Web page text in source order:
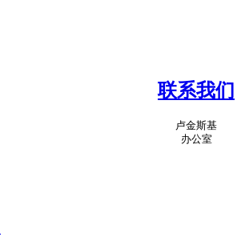
联系我们
卢金斯基
办公室